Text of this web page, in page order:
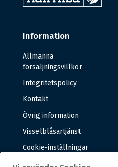
Information
Allmänna
försäljningsvillkor
Integritetspolicy
Kontakt
Övrig information
Visselblåsartjänst
Cookie-inställningar